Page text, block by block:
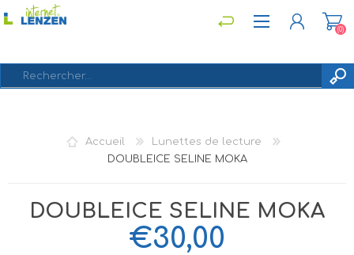
CONNEXION
(0)
Accueil
Lunettes de lecture
DOUBLEICE SELINE MOKA
DOUBLEICE SELINE MOKA
€30,00